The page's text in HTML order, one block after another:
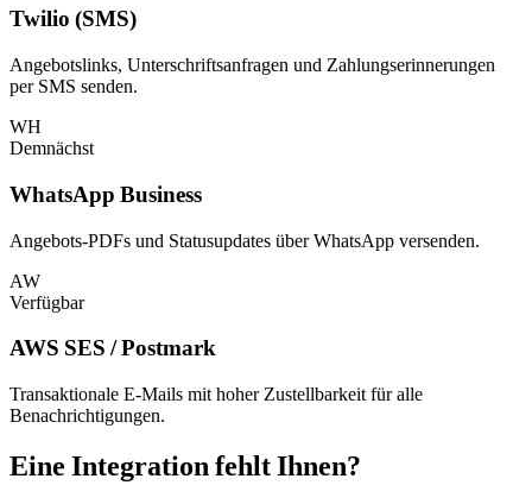
Twilio (SMS)
Angebotslinks, Unterschriftsanfragen und Zahlungserinnerungen
per SMS senden.
WH
Demnächst
WhatsApp Business
Angebots-PDFs und Statusupdates über WhatsApp versenden.
AW
Verfügbar
AWS SES / Postmark
Transaktionale E-Mails mit hoher Zustellbarkeit für alle
Benachrichtigungen.
Eine Integration fehlt Ihnen?